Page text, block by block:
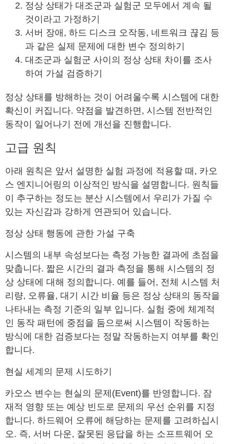
정상 상태가 대조군과 실험군 모두에서 계속 될
것이라고 가정하기
서버 장애, 하드 디스크 오작동, 네트워크 끊김 등
과 같은 실제 문제에 대한 변수 정의하기
대조군과 실험군 사이의 정상 상태 차이를 조사
하여 가설 검증하기
정상 상태를 방해하는 것이 어려울수록 시스템에 대한
확신이 커집니다. 약점을 발견하면, 시스템 전반적인
동작이 일어나기 전에 개선을 진행합니다.
고급 원칙
아래 원칙은 앞서 설명한 실험 과정에 적용할 때, 카오
스 엔지니어링의 이상적인 방식을 설명합니다. 원칙들
이 추구하는 정도는 분산 시스템에서 우리가 가질 수
있는 자신감과 강하게 연관되어 있습니다.
정상 상태 행동에 관한 가설 구축
시스템의 내부 속성보다는 측정 가능한 결과에 초점을
맞춥니다. 짧은 시간의 결과 측정을 통해 시스템의 정
상 상태에 대해 정의합니다. 예를 들어, 전체 시스템 처
리량, 오류율, 대기 시간 비율 등은 정상 상태의 동작을
나타내는 측정 기준의 일부 입니다. 실험 중에 체계적
인 동작 패턴에 중점을 둠으로써 시스템이 작동하는
방식에 대한 검증보다는 정말 작동하는지 여부를 확인
합니다.
현실 세계의 문제 시도하기
카오스 변수는 현실의 문제(Event)를 반영합니다. 잠
재적 영향 또는 예상 빈도로 문제의 우선 순위를 지정
합니다. 하드웨어 오류에 해당하는 문제를 고려하십시
오. 즉, 서버 다운, 잘못된 응답을 하는 소프트웨어 오